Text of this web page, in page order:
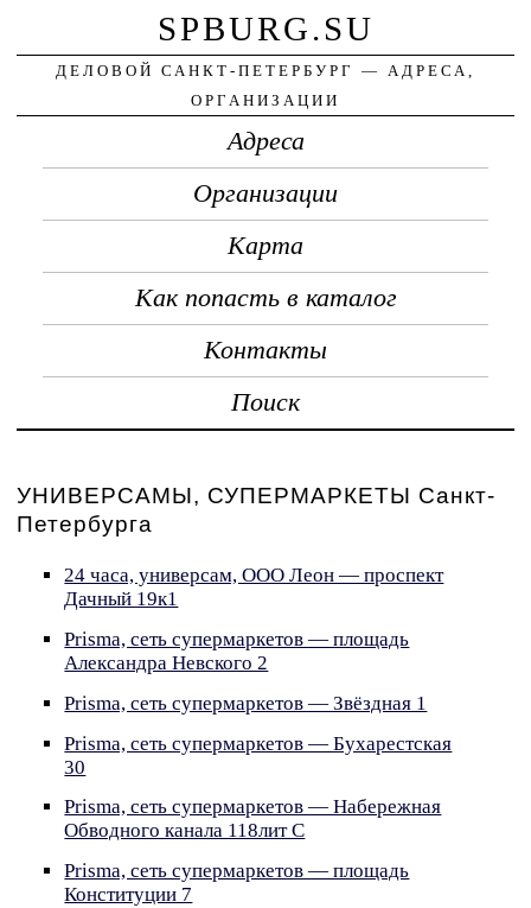
SPBURG.SU
ДЕЛОВОЙ САНКТ-ПЕТЕРБУРГ — АДРЕСА,
ОРГАНИЗАЦИИ
Адреса
Организации
Карта
Как попасть в каталог
Контакты
Поиск
УНИВЕРСАМЫ, СУПЕРМАРКЕТЫ Санкт-
Петербурга
24 часа, универсам, ООО Леон — проспект
Дачный 19к1
Prisma, сеть супермаркетов — площадь
Александра Невского 2
Prisma, сеть супермаркетов — Звёздная 1
Prisma, сеть супермаркетов — Бухарестская
30
Prisma, сеть супермаркетов — Набережная
Обводного канала 118лит С
Prisma, сеть супермаркетов — площадь
Конституции 7